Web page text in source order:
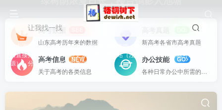
让我找一找
站内资源基本上都是一线教学实际使用的资源，配有WORD版本，可以下载
后直接打印使用。也欢迎更多老师加盟网站（注册登录成为用户就可以发布资
源），分享更好、更多的教学资源。
高考数据
山东高考历年来的数据
新高考各省市高考真题
高考信息
NEW
关于高考的各类信息
办公技能
GO